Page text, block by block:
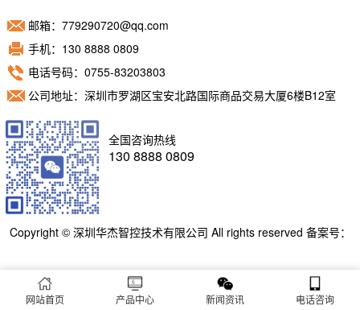
邮箱：779290720@qq.com
手机：130 8888 0809
电话号码：0755-83203803
公司地址：深圳市罗湖区宝安北路国际商品交易大厦6楼B12室
全国咨询热线
130 8888 0809
Copyright © 深圳华杰智控技术有限公司 All rights reserved 备案号：
网站首页 产品中心 新闻资讯 电话咨询